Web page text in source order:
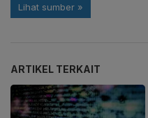
ARTIKEL TERKAIT